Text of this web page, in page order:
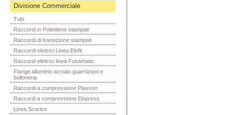
Divisione Commerciale
Tubi
Raccordi in Polietilene stampati
Raccordi di transizione stampati
Raccordi elettrici Linea Elofit
Raccordi elettrici linea Fusamatic
Flange alluminio acciaio guarnizioni e
bulloneria
Raccordi a compressione Plasson
Raccordi a compressione Elopress
Linea Scarico